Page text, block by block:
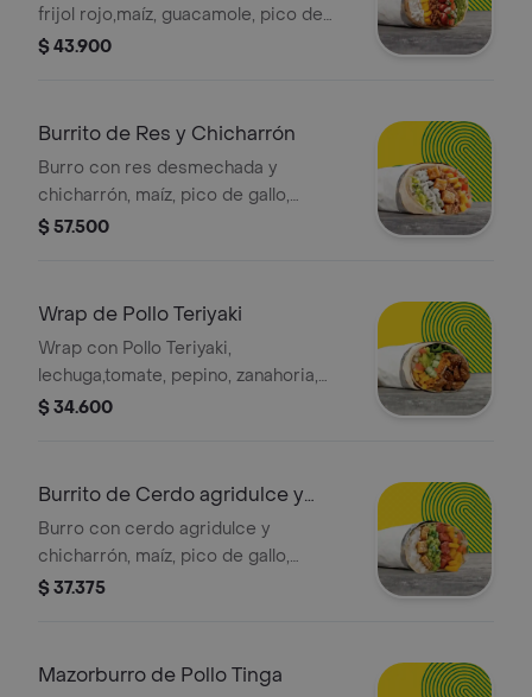
frijol rojo,maíz, guacamole, pico de
gallo y arroz blanco en tortilla de
costo adicional.
$ 43.900
Burrito de Res y Chicharrón
Burro con res desmechada y
chicharrón, maíz, pico de gallo,
guacamole y arroz blanco en tortilla
costo adicional.
$ 57.500
Wrap de Pollo Teriyaki
Wrap con Pollo Teriyaki,
lechuga,tomate, pepino, zanahoria,
pico de gallo, maíz y guacamole en
$ 34.600
Burrito de Cerdo agridulce y
Chicharrón
Burro con cerdo agridulce y
chicharrón, maíz, pico de gallo,
guacamole y arroz blanco en tortilla
costo adicional.
$ 37.375
Mazorburro de Pollo Tinga